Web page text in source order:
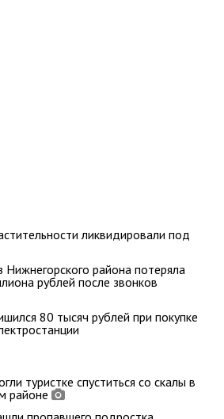
ликвидировали под
Нижнегорского района потеряла
рублей после звонков
80 тысяч рублей при покупке
туристке спуститься со скалы в
районе